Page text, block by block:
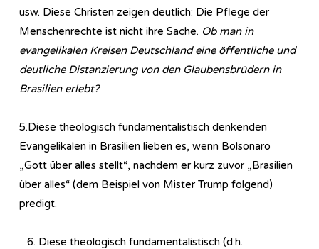
usw. Diese Christen zeigen deutlich: Die Pflege der
Menschenrechte ist nicht ihre Sache. Ob man in
evangelikalen Kreisen Deutschland eine öffentliche und
deutliche Distanzierung von den Glaubensbrüdern in
Brasilien erlebt?
5.Diese theologisch fundamentalistisch denkenden
Evangelikalen in Brasilien lieben es, wenn Bolsonaro
„Gott über alles stellt“, nachdem er kurz zuvor „Brasilien
über alles“ (dem Beispiel von Mister Trump folgend)
predigt.
Diese theologisch fundamentalistisch (d.h.